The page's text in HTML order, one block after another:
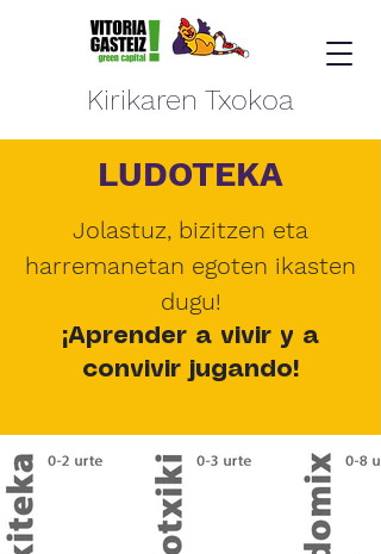
Kirikaren Txokoa
LUDOTEKA
Jolastuz, bizitzen eta
harremanetan egoten ikasten
dugu!
¡Aprender a vivir y a
convivir jugando!